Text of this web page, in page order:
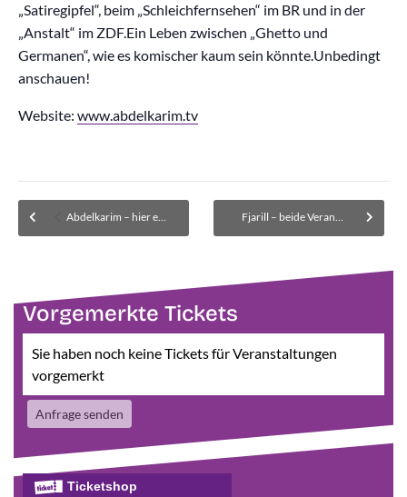
„Satiregipfel“, beim „Schleichfernsehen“ im BR und in der
„Anstalt“ im ZDF.Ein Leben zwischen „Ghetto und
Germanen“, wie es komischer kaum sein könnte.Unbedingt
anschauen!
Website: www.abdelkarim.tv
Abdelkarim – hier erste Veranstaltung ausverkauft – Warteliste für Kartenrückgaben Fjarill – beide Veranstaltungen ausverkauft – Warteliste für Kartenrückgaben
Vorgemerkte Tickets
Sie haben noch keine Tickets für Veranstaltungen
vorgemerkt
Anfrage senden
Ticketshop